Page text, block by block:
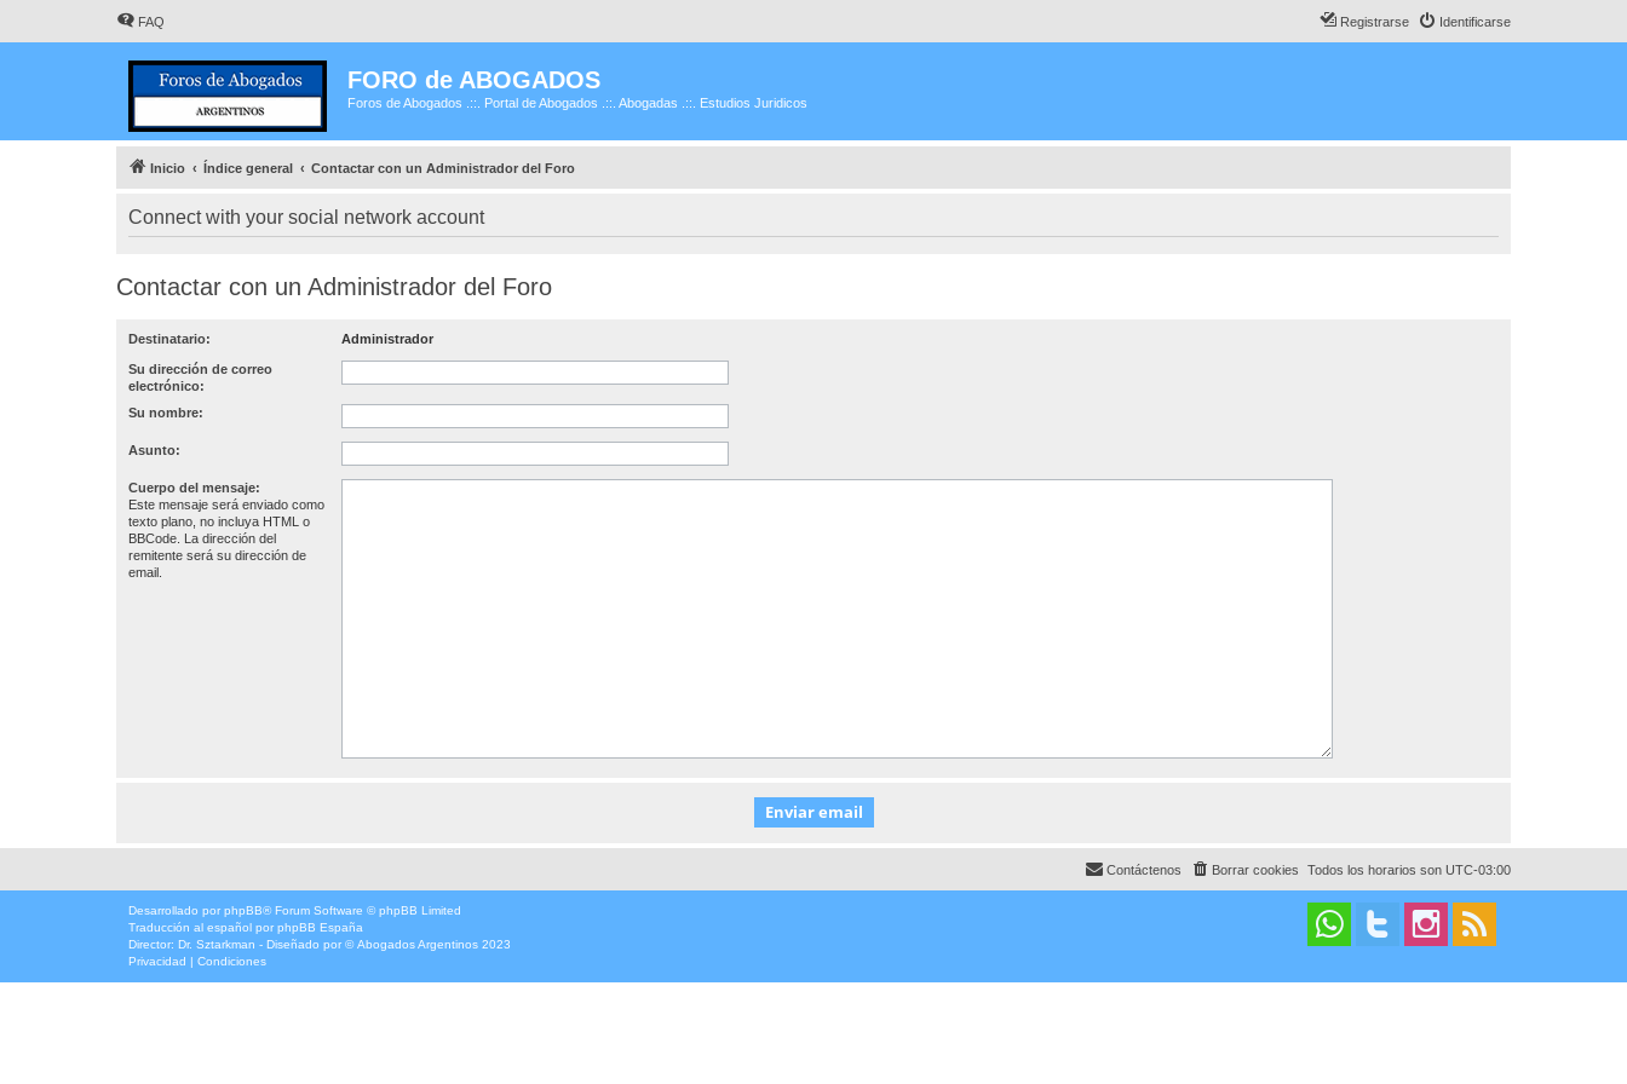
FAQ Identificarse
Registrarse
FORO de ABOGADOS
Foros de Abogados .::. Portal de Abogados .::. Abogadas .::. Estudios Juridicos
Inicio Índice general Contactar con un Administrador del Foro
Connect with your social network account
Contactar con un Administrador del Foro
Destinatario: Administrador
Su dirección de correo
electrónico:
Su nombre:
Asunto:
Cuerpo del mensaje:
Este mensaje será enviado como
texto plano, no incluya HTML o
BBCode. La dirección del
remitente será su dirección de
email.
Todos los horarios son UTC-03:00
Borrar cookies
Contáctenos
Desarrollado por phpBB® Forum Software © phpBB Limited
Traducción al español por phpBB España
Director: Dr. Sztarkman - Diseñado por ©Abogados Argentinos 2023
Privacidad | Condiciones